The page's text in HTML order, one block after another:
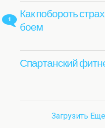
1
Как побороть
боем
Спартанский
Загрузить